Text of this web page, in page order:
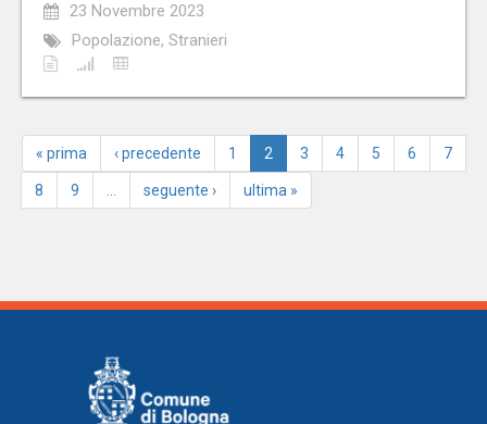
23 Novembre 2023
Popolazione, Stranieri
« prima ‹ precedente 1 2 3 4 5 6 7
8 9 seguente › ultima »